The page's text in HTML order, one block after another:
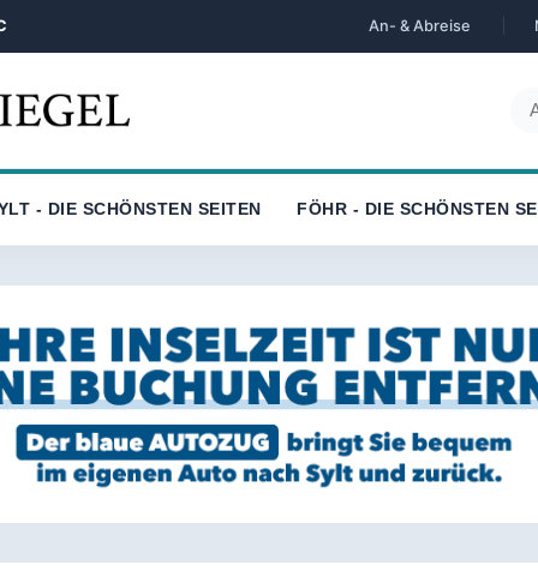
An- & Abreise
- DIE SCHÖNSTEN SEITEN FÖHR - DIE SCHÖNSTEN